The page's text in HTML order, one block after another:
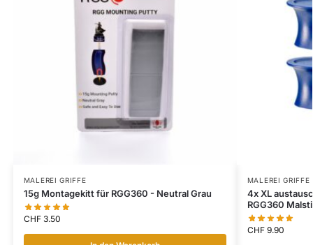
MALEREI GRIFFE
15g Montagekitt für RGG360 - Neutral Grau
CHF3.50
MALEREI GRIFFE
4x XL
RGG360
CHF9.90